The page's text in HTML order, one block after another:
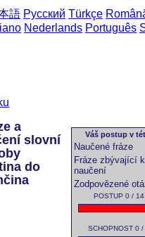
語 Русский Türkçe
Nederlands Português
Váš postup v
Naučené fráze
Fráze zbývající k
naučení
Zodpovězené
POSTUP 0 / 14
SCHOPNOST 0 /
a
slovní
do